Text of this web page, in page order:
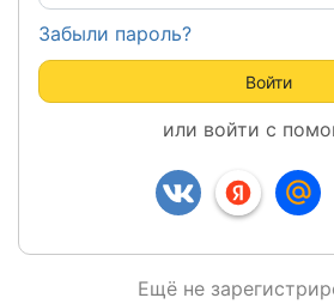
Забыли пароль?
Войти
или войти с
Ещё не